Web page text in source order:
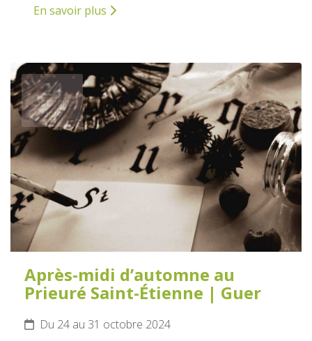
En savoir plus
24
OCTOBRE
2024
Après-midi d’automne au
Prieuré Saint-Étienne | Guer
Du 24 au 31 octobre 2024